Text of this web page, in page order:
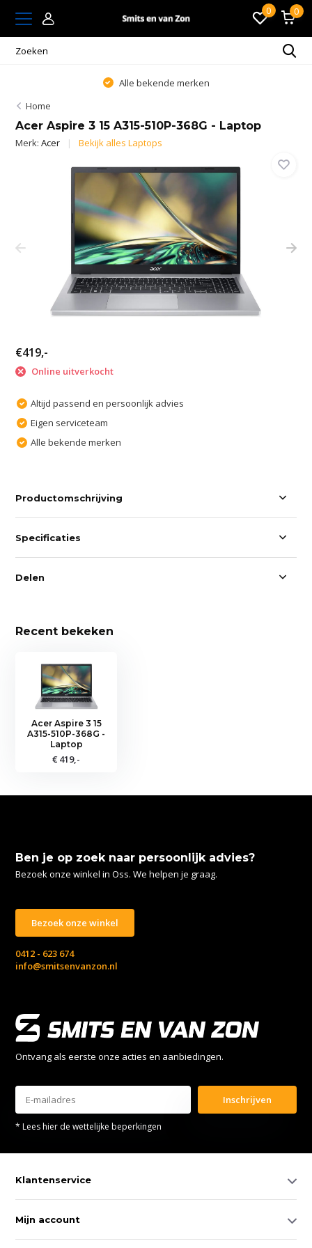
0 0
Alle bekende merken
Home
Acer Aspire 3 15 A315-510P-368G - Laptop
Merk:Acer Bekijk alles Laptops
€419,-
Online uitverkocht
Altijd passend en persoonlijk advies
Eigen serviceteam
Alle bekende merken
Productomschrijving
Specificaties
Delen
Recent bekeken
Acer Aspire 3 15
A315-510P-368G -
Laptop
€ 419,-
Ben je op zoek naar persoonlijk advies?
Bezoek onze winkel in Oss. We helpen je graag.
Bezoek onze winkel
0412 - 623 674
info@smitsenvanzon.nl
Ontvang als eerste onze acties en aanbiedingen.
Inschrijven
* Lees hier de wettelijke beperkingen
Klantenservice
Mijn account